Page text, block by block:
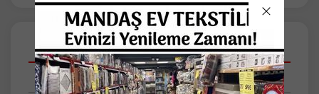
Açıklamalar
Taksit Seçenekleri